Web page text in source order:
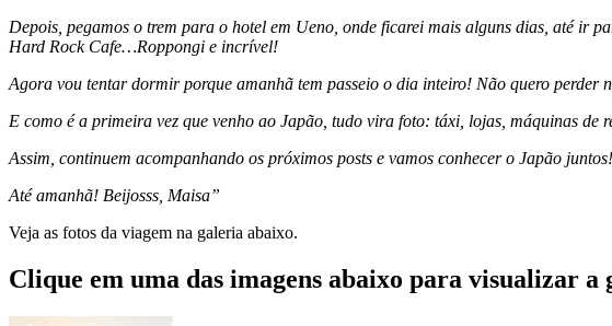
Depois, pegamos o trem para o hotel em Ueno, onde ficarei mais alguns dias, até ir
Hard Rock Cafe…Roppongi e incrível!
Agora vou tentar dormir porque amanhã tem passeio o dia inteiro! Não quero perder
E como é a primeira vez que venho ao Japão, tudo vira foto: táxi, lojas, máquinas
Assim, continuem acompanhando os próximos posts e vamos conhecer o Japão
Até amanhã! Beijosss, Maisa”
Veja as fotos da viagem na galeria abaixo.
Clique em uma das imagens abaixo para visualizar a